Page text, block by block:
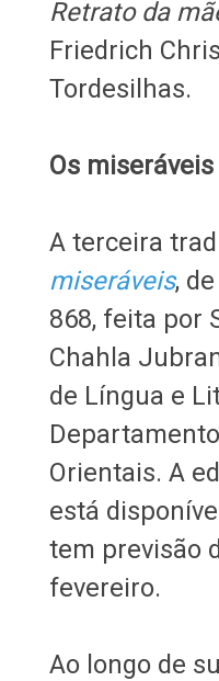
Retrato da
Friedrich
Tordesilhas.
Os miseráveis
A terceira
miseráveis,
868, feita por
Chahla
de Língua e
Orientais. A
está
tem previsão
fevereiro.
Ao longo de